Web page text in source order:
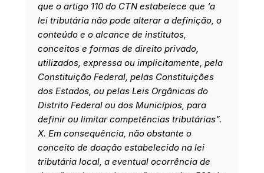
que o artigo 110 do CTN estabelece que ‘a
lei tributária não pode alterar a definição, o
conteúdo e o alcance de institutos,
conceitos e formas de direito privado,
utilizados, expressa ou implicitamente, pela
Constituição Federal, pelas Constituições
dos Estados, ou pelas Leis Orgânicas do
Distrito Federal ou dos Municípios, para
definir ou limitar competências tributárias”.
X. Em consequência, não obstante o
conceito de doação estabelecido na lei
tributária local, a eventual ocorrência de